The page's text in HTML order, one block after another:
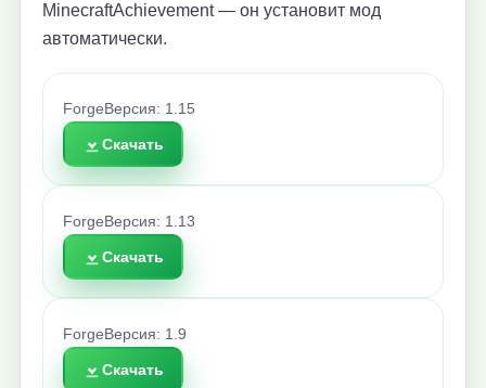
MinecraftAchievement — он установит мод
автоматически.
Forge Версия: 1.15
Скачать
Forge Версия: 1.13
Скачать
Forge Версия: 1.9
Скачать